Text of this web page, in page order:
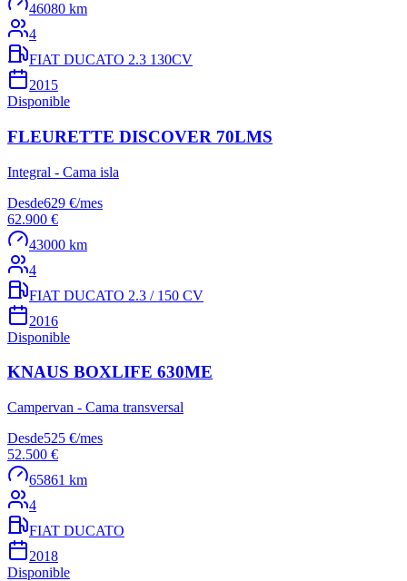
46080 km
4
FIAT DUCATO 2.3 130CV
2015
Disponible
FLEURETTE DISCOVER 70LMS
Integral - Cama isla
Desde629 €/mes
62.900 €
43000 km
4
FIAT DUCATO 2.3 / 150 CV
2016
Disponible
KNAUS BOXLIFE 630ME
Campervan - Cama transversal
Desde525 €/mes
52.500 €
65861 km
4
FIAT DUCATO
2018
Disponible